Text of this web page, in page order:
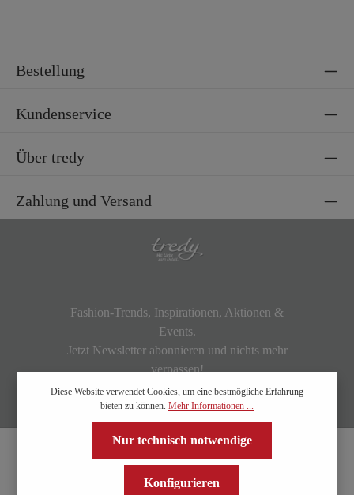
Bestellung
Kundenservice
Über tredy
Zahlung und Versand
Fashion-Trends, Inspirationen, Aktionen &
Events.
Jetzt Newsletter abonnieren und nichts mehr
verpassen!
Diese Website verwendet Cookies, um eine bestmögliche Erfahrung
bieten zu können. Mehr Informationen ...
Nur technisch notwendige
Konfigurieren